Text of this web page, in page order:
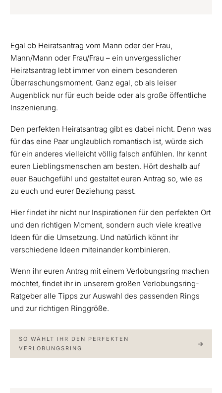
Egal ob Heiratsantrag vom Mann oder der Frau,
Mann/Mann oder Frau/Frau – ein unvergesslicher
Heiratsantrag lebt immer von einem besonderen
Überraschungsmoment. Ganz egal, ob als leiser
Augenblick nur für euch beide oder als große öffentliche
Inszenierung.
Den perfekten Heiratsantrag gibt es dabei nicht. Denn was
für das eine Paar unglaublich romantisch ist, würde sich
für ein anderes vielleicht völlig falsch anfühlen. Ihr kennt
euren Lieblingsmenschen am besten. Hört deshalb auf
euer Bauchgefühl und gestaltet euren Antrag so, wie es
zu euch und eurer Beziehung passt.
Hier findet ihr nicht nur Inspirationen für den perfekten Ort
und den richtigen Moment, sondern auch viele kreative
Ideen für die Umsetzung. Und natürlich könnt ihr
verschiedene Ideen miteinander kombinieren.
Wenn ihr euren Antrag mit einem Verlobungsring machen
möchtet, findet ihr in unserem großen Verlobungsring-
Ratgeber alle Tipps zur Auswahl des passenden Rings
und zur richtigen Ringgröße.
SO WÄHLT IHR DEN PERFEKTEN
VERLOBUNGSRING